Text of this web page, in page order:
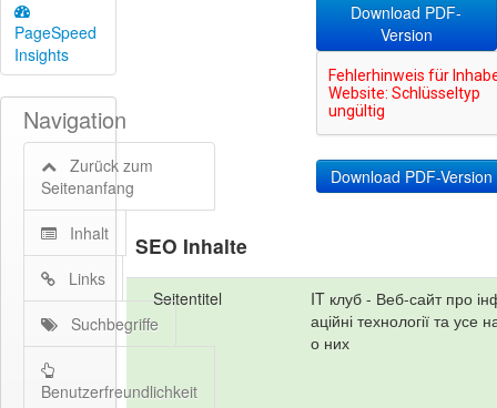
PageSpeed
Insights
Navigation
Zurück zum
Seitenanfang
Inhalt
Links
Suchbegriffe
Benutzerfreundlichkeit
Download PDF-
Version
SEO Inhalte
Seitentitel
IT клуб - Веб-сайт про
аційні технології та усе
о них